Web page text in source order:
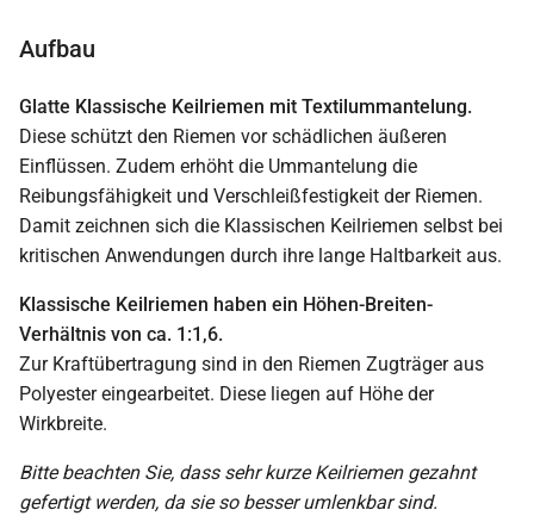
Aufbau
Glatte Klassische Keilriemen mit Textilummantelung.
Diese schützt den Riemen vor schädlichen äußeren
Einflüssen. Zudem erhöht die Ummantelung die
Reibungsfähigkeit und Verschleißfestigkeit der Riemen.
Damit zeichnen sich die Klassischen Keilriemen selbst bei
kritischen Anwendungen durch ihre lange Haltbarkeit aus.
Klassische Keilriemen haben ein Höhen-Breiten-
Verhältnis von ca. 1:1,6.
Zur Kraftübertragung sind in den Riemen Zugträger aus
Polyester eingearbeitet. Diese liegen auf Höhe der
Wirkbreite.
Bitte beachten Sie, dass sehr kurze Keilriemen gezahnt
gefertigt werden, da sie so besser umlenkbar sind.